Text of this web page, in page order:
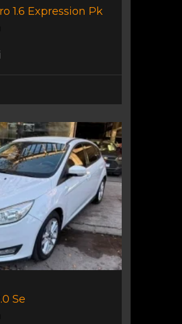
1.6 Expression Pk
Se